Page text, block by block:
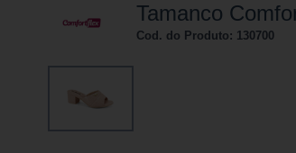
Tamanco
Cod. do Produto: 130700